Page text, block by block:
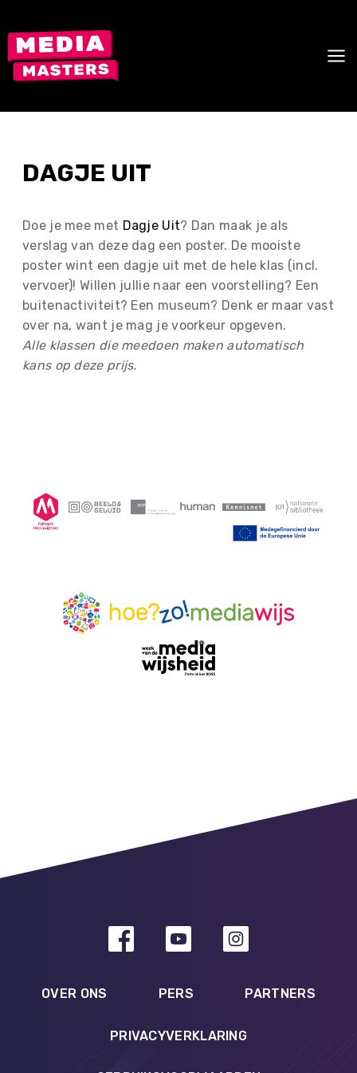
to
content
DAGJE UIT
Doe je mee met Dagje Uit? Dan maak je als
verslag van deze dag een poster. De mooiste
poster wint een dagje uit met de hele klas (incl.
vervoer)! Willen jullie naar een voorstelling? Een
buitenactiviteit? Een museum? Denk er maar vast
over na, want je mag je voorkeur opgeven.
Alle klassen die meedoen maken automatisch
kans op deze prijs.
OVER ONS PERS PARTNERS
PRIVACYVERKLARING